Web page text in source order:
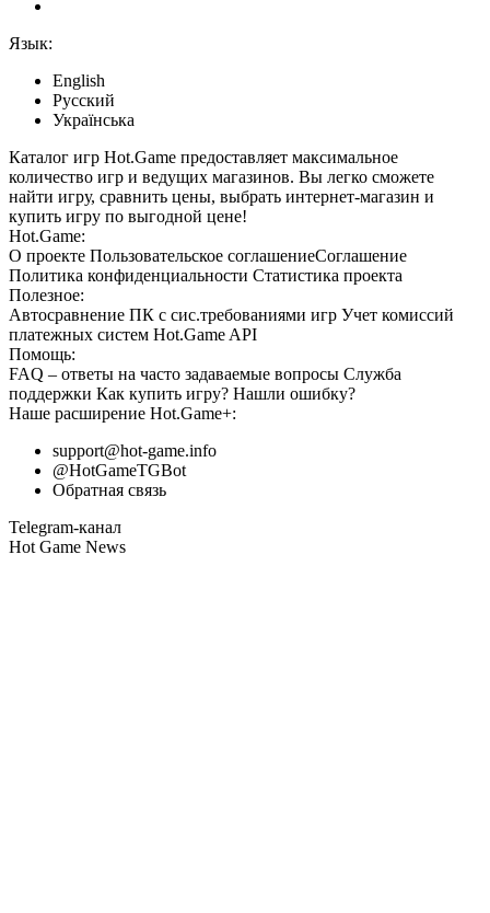
Язык:
English
Русский
Українська
Каталог игр Hot.Game предоставляет максимальное
количество игр и ведущих магазинов. Вы легко сможете
найти игру, сравнить цены, выбрать интернет-магазин и
купить игру по выгодной цене!
Hot.Game:
О проекте Пользовательское соглашениеСоглашение
Политика конфиденциальности Статистика проекта
Полезное:
Автосравнение ПК с сис.требованиями игр Учет комиссий
платежных систем Hot.Game API
Помощь:
FAQ – ответы на часто задаваемые вопросы Служба
поддержки Как купить игру? Нашли ошибку?
Наше расширение Hot.Game+:
support@hot-game.info
@HotGameTGBot
Обратная связь
Telegram-канал
Hot Game News